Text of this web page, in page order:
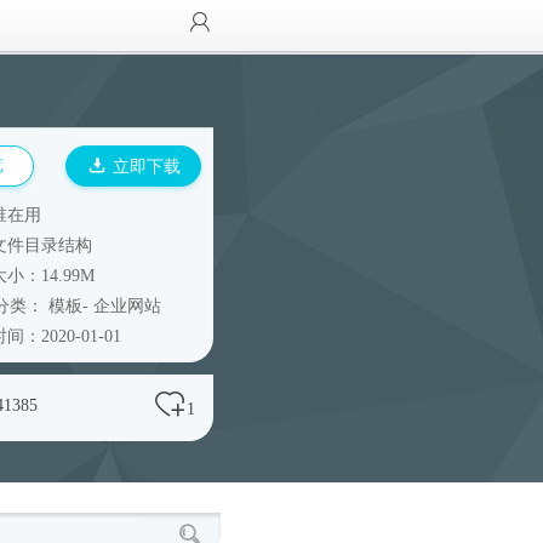
立即下载
在用
件目录结构
小：14.99M
类： 模板- 企业网站
间：2020-01-01
1